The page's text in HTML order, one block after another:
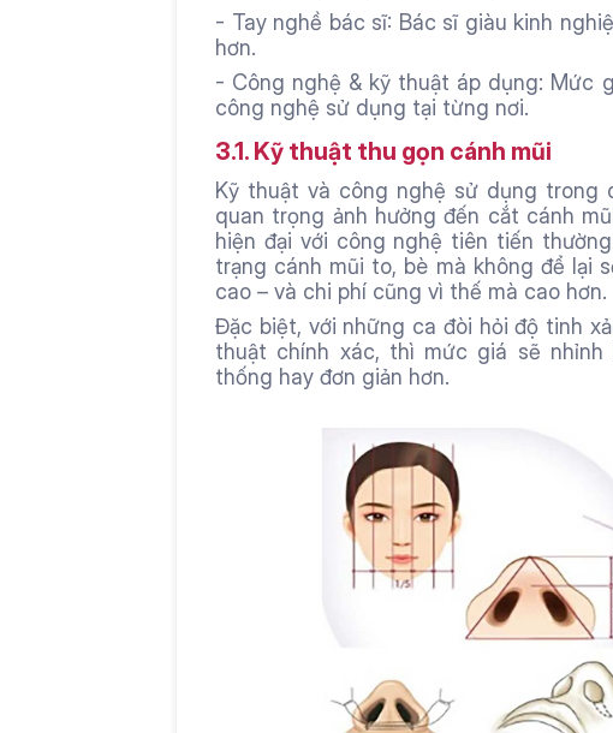
- Tay nghề bác sĩ: Bác sĩ giàu kinh
hơn.
- Công nghệ & kỹ thuật áp dụng: Mức
công nghệ sử dụng tại từng nơi.
3.1. Kỹ thuật thu gọn cánh mũi
Kỹ thuật và công nghệ sử dụng
quan trọng ảnh hưởng đến cắt cánh
hiện đại với công nghệ tiên tiến
trạng cánh mũi to, bè mà không để lại
cao – và chi phí cũng vì thế mà cao hơn.
Đặc biệt, với những ca đòi hỏi độ tinh
thuật chính xác, thì mức giá sẽ
thống hay đơn giản hơn.